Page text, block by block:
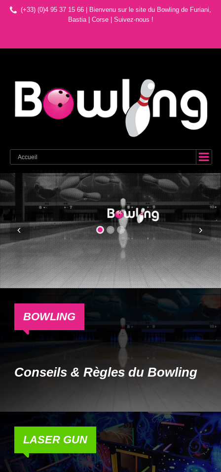
(+33) (0)4 95 37 15 66 | Bienvenu sur le site du Bowling de Furiani,
Bastia | Corse| Suivez-nous !
Accueil
BOWLING
Conseils & Règles du Bowling
LASER GUN